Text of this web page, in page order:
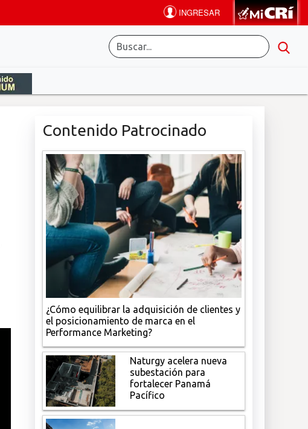
Contenido Patrocinado
¿Cómo equilibrar la adquisición de clientes y
el posicionamiento de marca en el
Performance Marketing?
Naturgy acelera nueva
subestación para
fortalecer Panamá
Pacífico